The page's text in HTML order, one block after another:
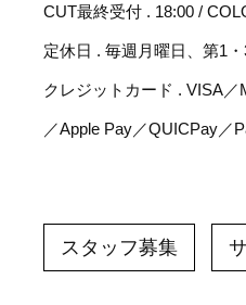
CUT最終受付 . 18:00 /
定休日 . 毎週月曜日、第1
クレジットカード . VISA
／Apple Pay／QUICPay／
スタッフ募集